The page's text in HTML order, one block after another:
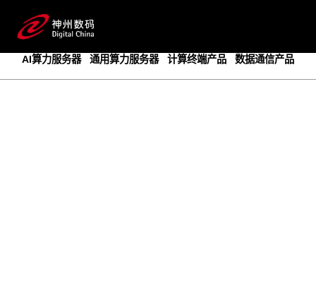
AI算力服务器
通用算力服务器 计算终端产品 数据通信产品